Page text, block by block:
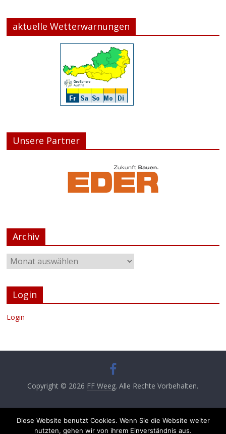
aktuelle Wetterwarnungen
Unsere Partner
Archiv
Login
Login
Copyright © 2026 FF Weeg. Alle Rechte Vorbehalten.
Diese Website benutzt Cookies. Wenn Sie die Website weiter
nutzten, gehen wir von ihrem Einverständnis aus.